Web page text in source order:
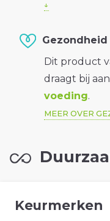
Gezondheid
Dit product
draagt bij
voeding.
MEER OVER
Keurmerken